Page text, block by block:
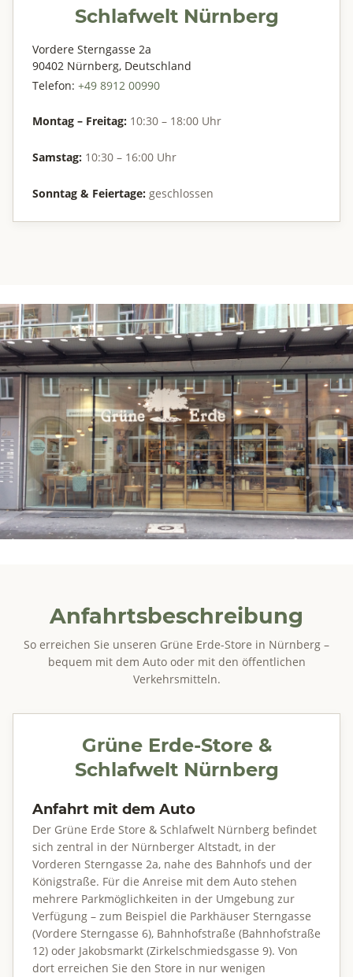
Schlafwelt Nürnberg
Vordere Sterngasse 2a
90402 Nürnberg, Deutschland
Telefon: +49 8912 00990
Montag – Freitag: 10:30 – 18:00 Uhr
Samstag: 10:30 – 16:00 Uhr
Sonntag & Feiertage: geschlossen
Anfahrtsbeschreibung
So erreichen Sie unseren Grüne Erde-Store in Nürnberg –
bequem mit dem Auto oder mit den öffentlichen
Verkehrsmitteln.
Grüne Erde-Store &
Schlafwelt Nürnberg
Anfahrt mit dem Auto
Der Grüne Erde Store & Schlafwelt Nürnberg befindet
sich zentral in der Nürnberger Altstadt, in der
Vorderen Sterngasse 2a, nahe des Bahnhofs und der
Königstraße. Für die Anreise mit dem Auto stehen
mehrere Parkmöglichkeiten in der Umgebung zur
Verfügung – zum Beispiel die Parkhäuser Sterngasse
(Vordere Sterngasse 6), Bahnhofstraße (Bahnhofstraße
12) oder Jakobsmarkt (Zirkelschmiedsgasse 9). Von
dort erreichen Sie den Store in nur wenigen